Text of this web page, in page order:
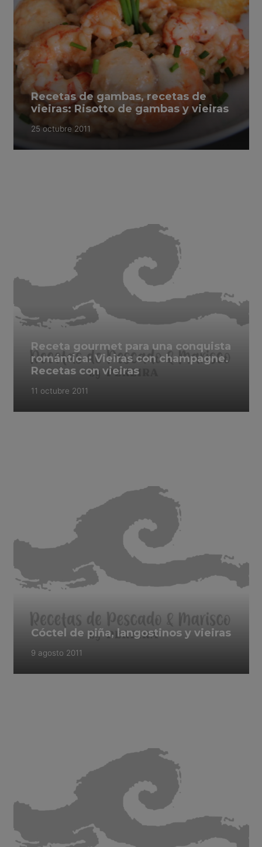
Recetas de gambas, recetas de
vieiras: Risotto de gambas y vieiras
25 octubre 2011
Receta gourmet para una conquista
romántica: Vieiras con champagne.
Recetas con vieiras
11 octubre 2011
Cóctel de piña, langostinos y vieiras
9 agosto 2011